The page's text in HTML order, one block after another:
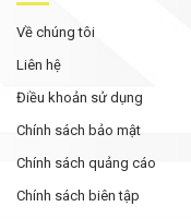
Về chúng tôi
Liên hệ
Điều khoản sử dụng
Chính sách bảo mật
Chính sách quảng cáo
Chính sách biên tập